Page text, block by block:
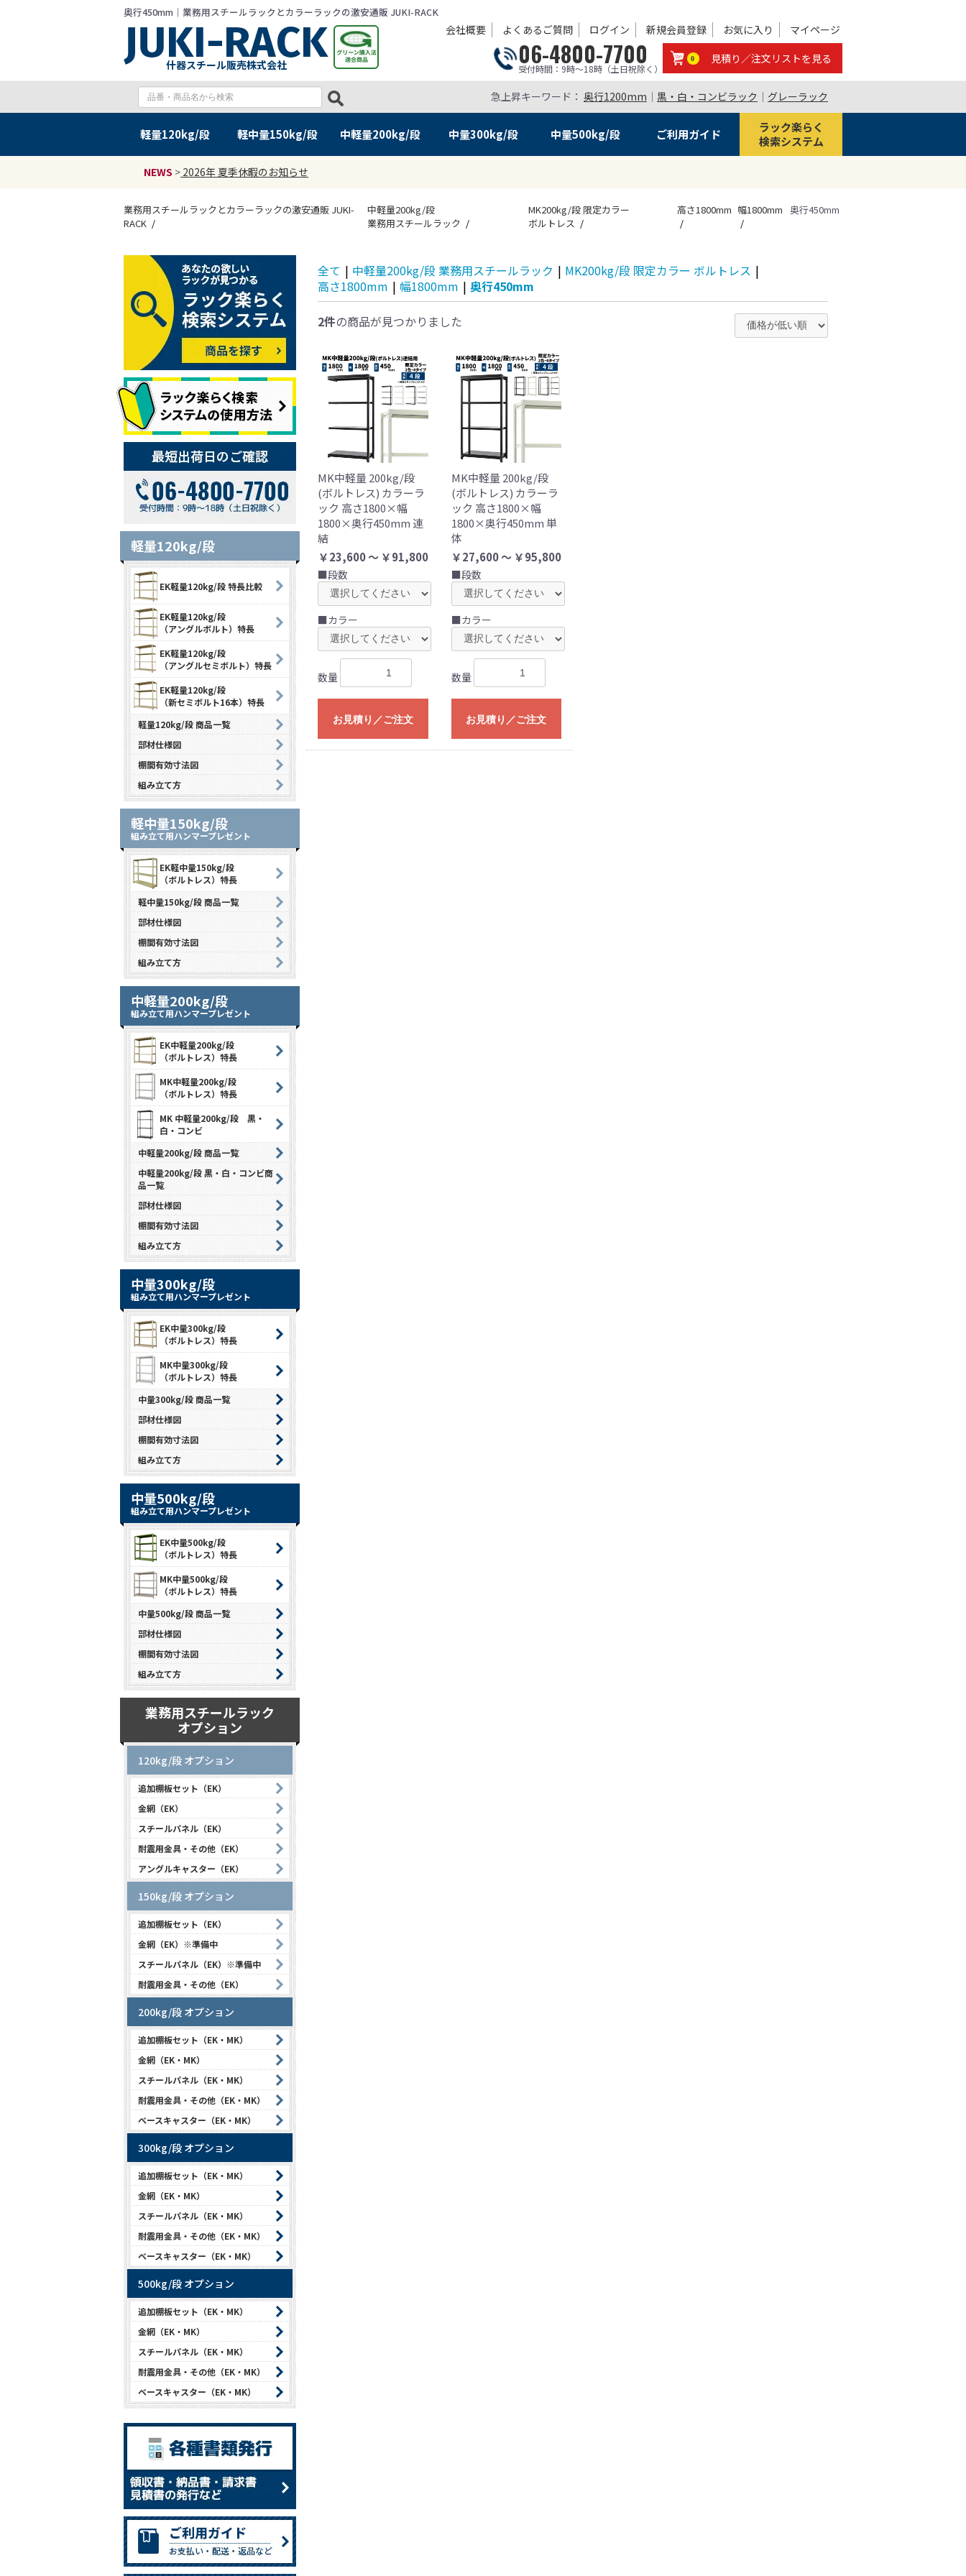
奥行450mm｜業務用スチールラックとカラーラックの激安通販 JUKI-RACK
什器スチール販売株式会社
会社概要 よくあるご質問 ログイン 新規会員登録 お気に入り マイページ
06-4800-7700
受付時間：9時～18時（土日祝除く）
0 見積り／注文リストを見る
急上昇キーワード： 奥行1200mm ｜ 黒・白・コンビラック ｜ グレーラック
軽量120kg/段 軽中量150kg/段 中軽量200kg/段 中量300kg/段 中量500kg/段 ご利用ガイド
ラック楽らく
検索システム
NEWS > 2026年 夏季休暇のお知らせ
業務用スチールラックとカラーラックの激安通販 JUKI-
RACK
中軽量200kg/段
業務用スチールラック
MK200kg/段 限定カラー
ボルトレス
高さ1800mm 幅1800mm 奥行450mm
軽量120kg/段
EK軽量120kg/段 特長比較
EK軽量120kg/段
（アングルボルト）特長
EK軽量120kg/段
（アングルセミボルト）特長
EK軽量120kg/段
（新セミボルト16本）特長
軽量120kg/段 商品一覧
部材仕様図
棚間有効寸法図
組み立て方
軽中量150kg/段
組み立て用ハンマープレゼント
EK軽中量150kg/段
（ボルトレス）特長
軽中量150kg/段 商品一覧
部材仕様図
棚間有効寸法図
組み立て方
中軽量200kg/段
組み立て用ハンマープレゼント
EK中軽量200kg/段
（ボルトレス）特長
MK中軽量200kg/段
（ボルトレス）特長
MK 中軽量200kg/段 黒・
白・コンビ
中軽量200kg/段 商品一覧
中軽量200kg/段 黒・白・コンビ商
品一覧
部材仕様図
棚間有効寸法図
組み立て方
中量300kg/段
組み立て用ハンマープレゼント
EK中量300kg/段
（ボルトレス）特長
MK中量300kg/段
（ボルトレス）特長
中量300kg/段 商品一覧
部材仕様図
棚間有効寸法図
組み立て方
中量500kg/段
組み立て用ハンマープレゼント
EK中量500kg/段
（ボルトレス）特長
MK中量500kg/段
（ボルトレス）特長
中量500kg/段 商品一覧
部材仕様図
棚間有効寸法図
組み立て方
業務用スチールラック
オプション
120kg/段 オプション
追加棚板セット（EK）
金網（EK）
スチールパネル（EK）
耐震用金具・その他（EK）
アングルキャスター（EK）
150kg/段 オプション
追加棚板セット（EK）
金網（EK）※準備中
スチールパネル（EK）※準備中
耐震用金具・その他（EK）
200kg/段 オプション
追加棚板セット（EK・MK）
金網（EK・MK）
スチールパネル（EK・MK）
耐震用金具・その他（EK・MK）
ベースキャスター（EK・MK）
300kg/段 オプション
追加棚板セット（EK・MK）
金網（EK・MK）
スチールパネル（EK・MK）
耐震用金具・その他（EK・MK）
ベースキャスター（EK・MK）
500kg/段 オプション
追加棚板セット（EK・MK）
金網（EK・MK）
スチールパネル（EK・MK）
耐震用金具・その他（EK・MK）
ベースキャスター（EK・MK）
全て | 中軽量200kg/段 業務用スチールラック | MK200kg/段 限定カラー ボルトレス |
高さ1800mm | 幅1800mm | 奥行450mm
2件の商品が見つかりました
MK中軽量 200kg/段
(ボルトレス) カラーラ
ック 高さ1800×幅
1800×奥行450mm 連
結
￥23,600 ～ ￥91,800
■段数
■カラー
数量
お見積り／ご注文
MK中軽量 200kg/段
(ボルトレス) カラーラ
ック 高さ1800×幅
1800×奥行450mm 単
体
￥27,600 ～ ￥95,800
■段数
■カラー
数量
お見積り／ご注文